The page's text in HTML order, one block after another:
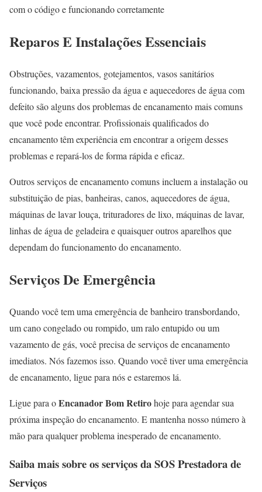
com o código e funcionando corretamente
Reparos E Instalações Essenciais
Obstruções, vazamentos, gotejamentos, vasos sanitários
funcionando, baixa pressão da água e aquecedores de água com
defeito são alguns dos problemas de encanamento mais comuns
que você pode encontrar. Profissionais qualificados do
encanamento têm experiência em encontrar a origem desses
problemas e repará-los de forma rápida e eficaz.
Outros serviços de encanamento comuns incluem a instalação ou
substituição de pias, banheiras, canos, aquecedores de água,
máquinas de lavar louça, trituradores de lixo, máquinas de lavar,
linhas de água de geladeira e quaisquer outros aparelhos que
dependam do funcionamento do encanamento.
Serviços De Emergência
Quando você tem uma emergência de banheiro transbordando,
um cano congelado ou rompido, um ralo entupido ou um
vazamento de gás, você precisa de serviços de encanamento
imediatos. Nós fazemos isso. Quando você tiver uma emergência
de encanamento, ligue para nós e estaremos lá.
Ligue para oEncanador Bom Retirohoje para agendar sua
próxima inspeção do encanamento. E mantenha nosso número à
mão para qualquer problema inesperado de encanamento.
Saiba mais sobre os serviços da SOS Prestadora de
Serviços